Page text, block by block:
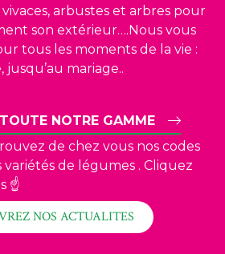
arbustes et arbres pour
son extérieur….Nous vous
tous les moments de la vie :
jusqu’au mariage..
NOTRE GAMME
de chez vous nos codes
de légumes . Cliquez
☝️
NOS ACTUALITES